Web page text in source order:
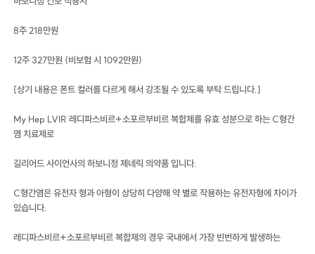
8주 218만원
12주 327만원 (비보험 시 1092만원)
[상기 내용은 폰트 컬러를 다르게 해서 강조될 수 있도록 부탁 드립니다.]
My Hep LVIR 레디파스비르+소포르부비르 복합제를 유효 성분으로 하는 C형간
염 치료제로
길리어드 사이언사의 하보니정 제네릭 의약품 입니다.
C형간염은 유전자 형과 아형이 상당히 다양해 약 별로 작용하는 유전자형에 차이가
있습니다.
레디파스비르+소포르부비르 복합제의 경우 국내에서 가장 빈번하게 발생하는